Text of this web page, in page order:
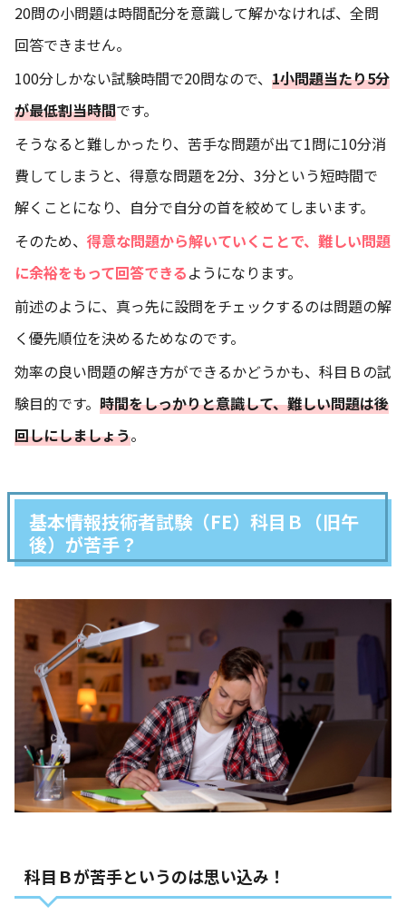
20問の小問題は時間配分を意識して解かなければ、全問
回答できません。
100分しかない試験時間で20問なので、 1小問題当たり5分
が最低割当時間です。
そうなると難しかったり、苦手な問題が出て1問に10分消
費してしまうと、得意な問題を2分、3分という短時間で
解くことになり、自分で自分の首を絞めてしまいます。
そのため、 得意な問題から解いていくことで、難しい問題
に余裕をもって回答できるようになります。
前述のように、真っ先に設問をチェックするのは問題の解
く優先順位を決めるためなのです。
効率の良い問題の解き方ができるかどうかも、科目Ｂの試
験目的です。 時間をしっかりと意識して、難しい問題は後
回しにしましょう。
基本情報技術者試験（FE）科目Ｂ（旧午
後）が苦手？
科目Ｂが苦手というのは思い込み！